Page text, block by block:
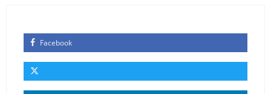
Facebook